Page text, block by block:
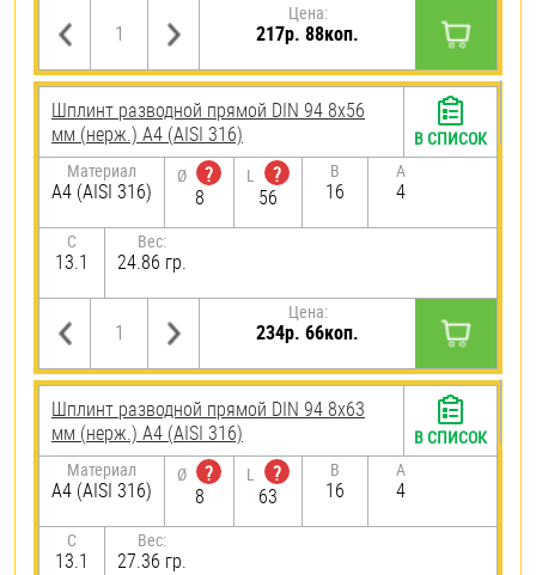
Цена:
217р. 88коп.
Шплинт разводной прямой DIN 94 8х56
мм (нерж.) A4 (AISI 316)
Материал
A4 (AISI 316)
Ø
?
8
L
?
56
B
16
A
4
C
13.1
Вес:
24.86 гр.
Цена:
234р. 66коп.
В СПИСОК
Шплинт разводной прямой DIN 94 8х63
мм (нерж.) A4 (AISI 316)
Материал
A4 (AISI 316)
Ø
?
8
L
?
63
B
16
A
4
C
13.1
Вес:
27.36 гр.
В СПИСОК